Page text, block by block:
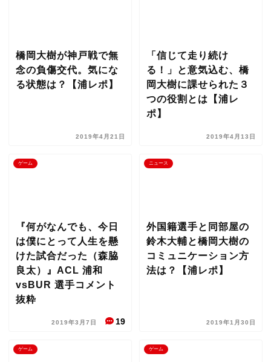
橋岡大樹が神戸戦で無
念の負傷交代。気にな
る状態は？【浦レポ】
2019年4月21日
「信じて走り続け
る！」と意気込む、橋
岡大樹に課せられた３
つの役割とは【浦レ
ポ】
2019年4月13日
ゲーム
『何がなんでも、今日
は僕にとって人生を懸
けた試合だった（森脇
良太）』ACL 浦和
vsBUR 選手コメント
抜粋
2019年3月7日 19
ニュース
外国籍選手と同部屋の
鈴木大輔と橋岡大樹の
コミュニケーション方
法は？【浦レポ】
2019年1月30日
ゲーム ゲーム